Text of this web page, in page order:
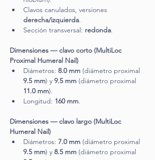
Clavos canulados, versiones
derecha/izquierda.
Sección transversal: redonda.
Dimensiones — clavo corto (MultiLoc
Proximal Humeral Nail)
Diámetros: 8.0 mm (diámetro proximal
9.5 mm) y 9.5 mm (diámetro proximal
11.0 mm).
Longitud: 160 mm.
Dimensiones — clavo largo (MultiLoc
Humeral Nail)
Diámetros: 7.0 mm (diámetro proximal
9.5 mm) y 8.5 mm (diámetro proximal